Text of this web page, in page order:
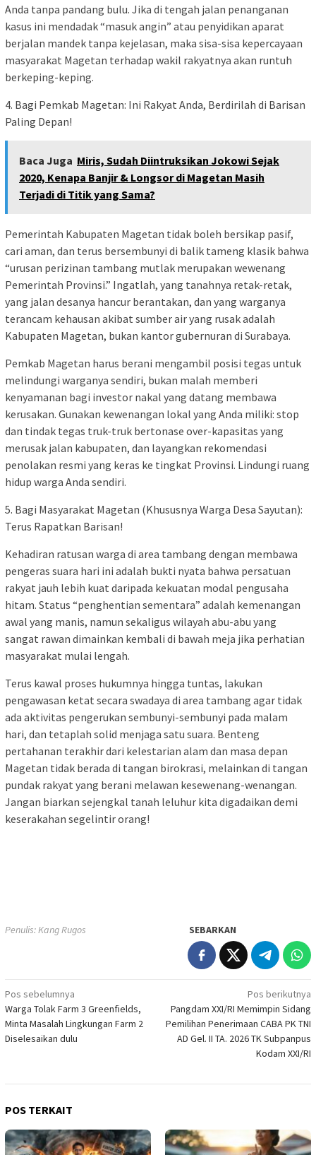
Anda tanpa pandang bulu. Jika di tengah jalan penanganan
kasus ini mendadak “masuk angin” atau penyidikan aparat
berjalan mandek tanpa kejelasan, maka sisa-sisa kepercayaan
masyarakat Magetan terhadap wakil rakyatnya akan runtuh
berkeping-keping.
4. Bagi Pemkab Magetan: Ini Rakyat Anda, Berdirilah di Barisan
Paling Depan!
Baca Juga Miris, Sudah Diintruksikan Jokowi Sejak
2020, Kenapa Banjir & Longsor di Magetan Masih
Terjadi di Titik yang Sama?
Pemerintah Kabupaten Magetan tidak boleh bersikap pasif,
cari aman, dan terus bersembunyi di balik tameng klasik bahwa
“urusan perizinan tambang mutlak merupakan wewenang
Pemerintah Provinsi.” Ingatlah, yang tanahnya retak-retak,
yang jalan desanya hancur berantakan, dan yang warganya
terancam kehausan akibat sumber air yang rusak adalah
Kabupaten Magetan, bukan kantor gubernuran di Surabaya.
Pemkab Magetan harus berani mengambil posisi tegas untuk
melindungi warganya sendiri, bukan malah memberi
kenyamanan bagi investor nakal yang datang membawa
kerusakan. Gunakan kewenangan lokal yang Anda miliki: stop
dan tindak tegas truk-truk bertonase over-kapasitas yang
merusak jalan kabupaten, dan layangkan rekomendasi
penolakan resmi yang keras ke tingkat Provinsi. Lindungi ruang
hidup warga Anda sendiri.
5. Bagi Masyarakat Magetan (Khususnya Warga Desa Sayutan):
Terus Rapatkan Barisan!
Kehadiran ratusan warga di area tambang dengan membawa
pengeras suara hari ini adalah bukti nyata bahwa persatuan
rakyat jauh lebih kuat daripada kekuatan modal pengusaha
hitam. Status “penghentian sementara” adalah kemenangan
awal yang manis, namun sekaligus wilayah abu-abu yang
sangat rawan dimainkan kembali di bawah meja jika perhatian
masyarakat mulai lengah.
Terus kawal proses hukumnya hingga tuntas, lakukan
pengawasan ketat secara swadaya di area tambang agar tidak
ada aktivitas pengerukan sembunyi-sembunyi pada malam
hari, dan tetaplah solid menjaga satu suara. Benteng
pertahanan terakhir dari kelestarian alam dan masa depan
Magetan tidak berada di tangan birokrasi, melainkan di tangan
pundak rakyat yang berani melawan kesewenang-wenangan.
Jangan biarkan sejengkal tanah leluhur kita digadaikan demi
keserakahan segelintir orang!
Penulis: Kang Rugos SEBARKAN
Navigasi
pos
Pos sebelumnya
Warga Tolak Farm 3 Greenfields,
Minta Masalah Lingkungan Farm 2
Diselesaikan dulu
Pos berikutnya
Pangdam XXI/RI Memimpin Sidang
Pemilihan Penerimaan CABA PK TNI
AD Gel. II TA. 2026 TK Subpanpus
Kodam XXI/RI
POS TERKAIT